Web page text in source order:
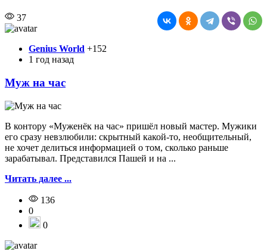
37
Genius World +152
1 год назад
Муж на час
В контору «Муженёк на час» пришёл новый мастер. Мужики
его сразу невзлюбили: скрытный какой-то, необщительный,
не хочет делиться информацией о том, сколько раньше
зарабатывал. Представился Пашей и на ...
Читать далее ...
136
0
0